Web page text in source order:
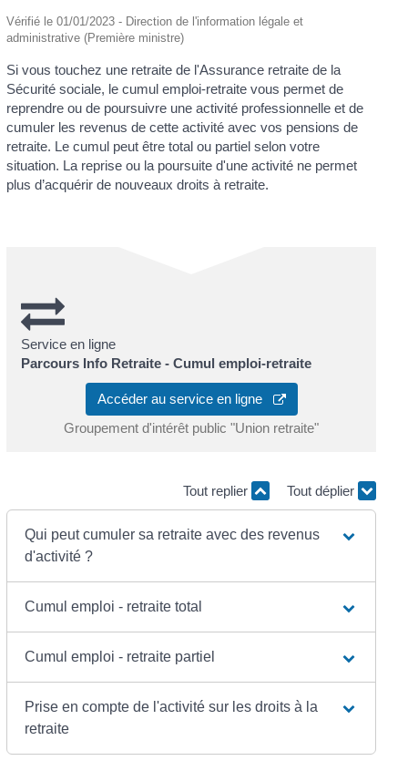
Vérifié le 01/01/2023 - Direction de l'information légale et
administrative (Première ministre)
Si vous touchez une retraite de l'Assurance retraite de la
Sécurité sociale, le cumul emploi-retraite vous permet de
reprendre ou de poursuivre une activité professionnelle et de
cumuler les revenus de cette activité avec vos pensions de
retraite. Le cumul peut être total ou partiel selon votre
situation. La reprise ou la poursuite d'une activité ne permet
plus d’acquérir de nouveaux droits à retraite.
Service en ligne
Parcours Info Retraite - Cumul emploi-retraite
Accéder au service en ligne
Groupement d'intérêt public "Union retraite"
Tout replier Tout déplier
Qui peut cumuler sa retraite avec des revenus
d'activité ?
Cumul emploi - retraite total
Cumul emploi - retraite partiel
Prise en compte de l'activité sur les droits à la
retraite